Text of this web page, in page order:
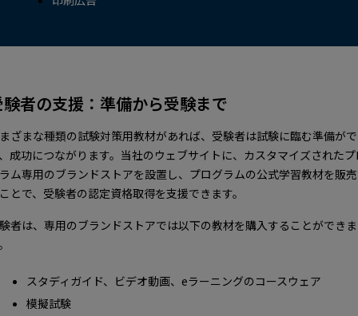
者の支援：準備から受験まで
ざまな種類の試験対策用教材があれば、受験者は試験に臨む準備がで
成功につながります。当社のウェブサイトに、カスタマイズされた
ム専用のブランドストアを設置し、プログラムの公式学習教材を販
とで、受験者の認定資格取得を支援できます。
者は、専用のブランドストアでは以下の教材を購入することができま
スタディガイド、ビデオ動画、eラーニングのコースウェア
模擬試験